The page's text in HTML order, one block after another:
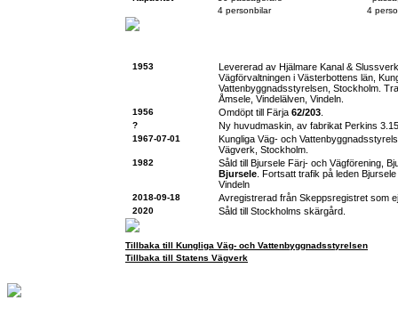
4 personbilar
4
1953
Levererad av Hjälmare Kanal &
Vägförvaltningen i Västerbottens län,
Vattenbyggnadsstyrelsen, Stockholm.
Åmsele, Vindelälven, Vindeln.
1956 Omdöpt till Färja 62/203
? Ny huvudmaskin, av fabrikat Perkins
1967-07-01
Kungliga Väg- och
Vägverk, Stockholm.
1982
Såld till Bjursele Färj- och Vägförening,
Bjursele . Fortsatt trafik på leden
Vindeln
2018-09-18 Avregistrerad från Skeppsregistret som
2020 Såld till Stockholms skärgård.
Tillbaka till Kungliga Väg- och Vattenbyggnadsstyrelsen
Tillbaka till Statens Vägverk